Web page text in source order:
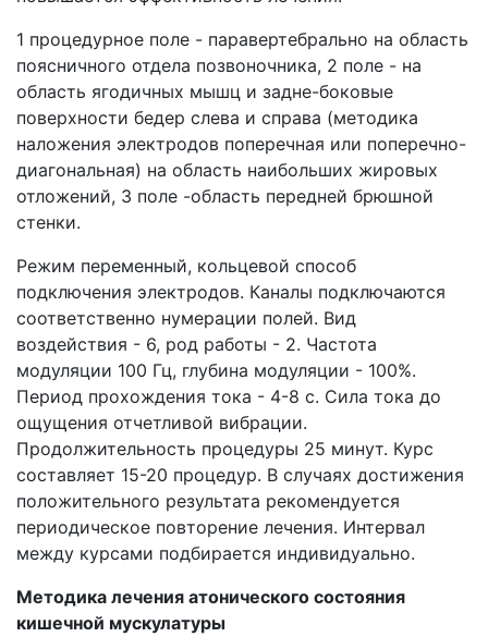
1 процедурное поле - паравертебрально на область
поясничного отдела позвоночника, 2 поле - на
область ягодичных мышц и задне-боковые
поверхности бедер слева и справа (методика
наложения электродов поперечная или поперечно-
диагональная) на область наибольших жировых
отложений, 3 поле -область передней брюшной
стенки.
Режим переменный, кольцевой способ
подключения электродов. Каналы подключаются
соответственно нумерации полей. Вид
воздействия - 6, род работы - 2. Частота
модуляции 100 Гц, глубина модуляции - 100%.
Период прохождения тока - 4-8 с. Сила тока до
ощущения отчетливой вибрации.
Продолжительность процедуры 25 минут. Курс
составляет 15-20 процедур. В случаях достижения
положительного результата рекомендуется
периодическое повторение лечения. Интервал
между курсами подбирается индивидуально.
Методика лечения атонического состояния
кишечной мускулатуры